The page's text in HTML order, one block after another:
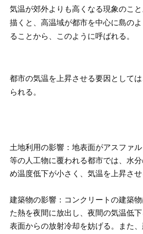
気温が郊外よりも高くなる現象のこ
描くと、高温域が都市を中心に島の
ることから、このように呼ばれる。
都市の気温を上昇させる要因としては
られる。
土地利用の影響：地表面がアスファ
等の人工物に覆われる都市では、水
め温度低下が小さく、気温を上昇させ
建築物の影響：コンクリートの建築
た熱を夜間に放出し、夜間の気温低
表面からの放射冷却を妨げる。また